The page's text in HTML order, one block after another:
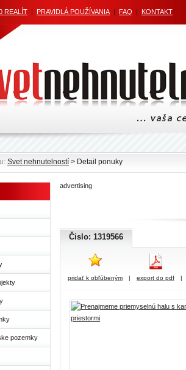
REALÍT | PRAVIDLÁ POUŽÍVANIA | FAQ | KONTAKT
Svet nehnutelností > Detail ponuky
pozemky
advertising
Čislo: 1319566
pridať k obľúbeným | export do pdf |